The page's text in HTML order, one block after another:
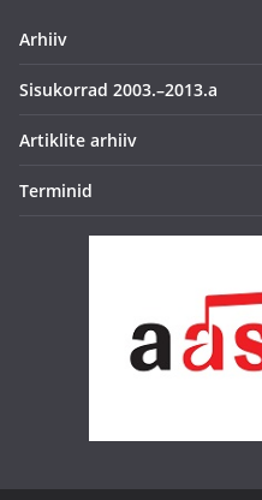
Arhiiv
Sisukorrad 2003.–2013.a
Artiklite arhiiv
Terminid